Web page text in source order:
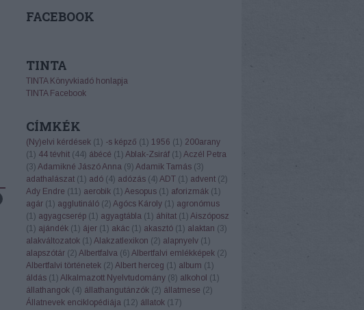
FACEBOOK
TINTA
TINTA Könyvkiadó honlapja
TINTA Facebook
CÍMKÉK
(Ny)elvi kérdések (1) -s képző (1) 1956 (1) 200arany
(1) 44 tévhit (44) ábécé (1) Ablak-Zsiráf (1) Aczél Petra
(3) Adamikné Jászó Anna (9) Adamik Tamás (3)
adathalászat (1) adó (4) adózás (4) ADT (1) advent (2)
Ady Endre (11) aerobik (1) Aesopus (1) aforizmák (1)
agár (1) agglutináló (2) Agócs Károly (1) agronómus
(1) agyagcserép (1) agyagtábla (1) áhítat (1) Aiszóposz
(1) ajándék (1) ájer (1) akác (1) akasztó (1) alaktan (3)
alakváltozatok (1) Alakzatlexikon (2) alapnyelv (1)
alapszótár (2) Albertfalva (6) Albertfalvi emlékképek (2)
Albertfalvi történetek (2) Albert herceg (1) album (1)
áldás (1) Alkalmazott Nyelvtudomány (8) alkohol (1)
állathangok (4) állathangutánzók (2) állatmese (2)
Állatnevek enciklopédiája (12) állatok (17)